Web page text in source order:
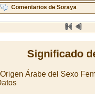
Comentarios de Soraya
Significado
Árabe del Sexo